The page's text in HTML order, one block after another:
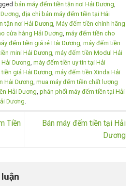
bán máy đếm tiền tận nơi Hải Dương,
, địa chỉ bán máy đếm tiền tại Hải
tận nơi Hải Dương, Máy đếm tiền chính hãng
cửa hàng Hải Dương, máy đếm tiền cho
đếm tiền giá rẻ Hải Dương, máy đếm tiền
mini Hải Dương, máy đếm tiền Modul Hải
Dương, máy đếm tiền uy tín tại Hải
giả Hải Dương, máy đếm tiền Xinda Hải
Hải Dương, mua máy đếm tiền chất lượng
Hải Dương, phân phối máy đếm tiền tại Hải
Dương.
Tiền
Bán máy đếm tiền tại Hải
Dương